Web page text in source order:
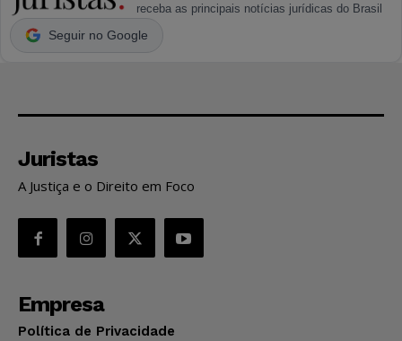
receba as principais notícias jurídicas do Brasil
Seguir no Google
Juristas
A Justiça e o Direito em Foco
Empresa
Política de Privacidade